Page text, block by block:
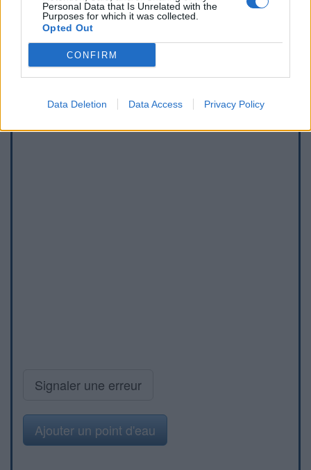
Personal Data that Is Unrelated with the
Purposes for which it was collected.
Opted Out
CONFIRM
Data Deletion Data Access Privacy Policy
Afficher la carte
Signaler une erreur
Ajouter un point d'eau